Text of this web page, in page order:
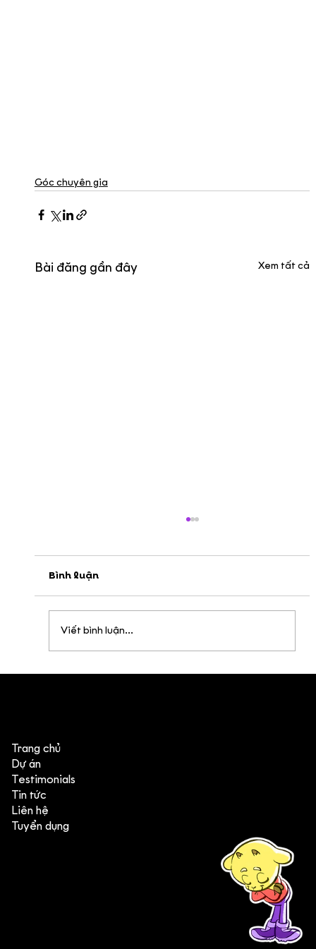
Góc chuyên gia
Bài đăng gần đây Xem tất cả
Bình luận
Viết bình luận...
Head office: Central Point Bld., No. 219 Trung Kinh Str.,
Branch office: SGR Bld., No. 167 -169 Dien Bien Phu Str.,
Trang chủ
Dự án
Testimonials
Tin tức
Liên hệ
Tuyển dụng